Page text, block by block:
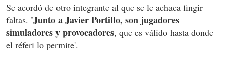
Se acordó de otro integrante al que se le achaca fingir
faltas. 'Junto a Javier Portillo, son jugadores
simuladores y provocadores, que es válido hasta donde
el réferi lo permite'.